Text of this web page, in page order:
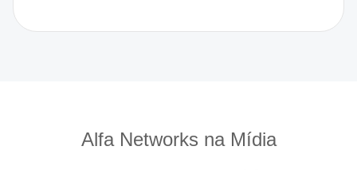
Alfa Networks na Mídia